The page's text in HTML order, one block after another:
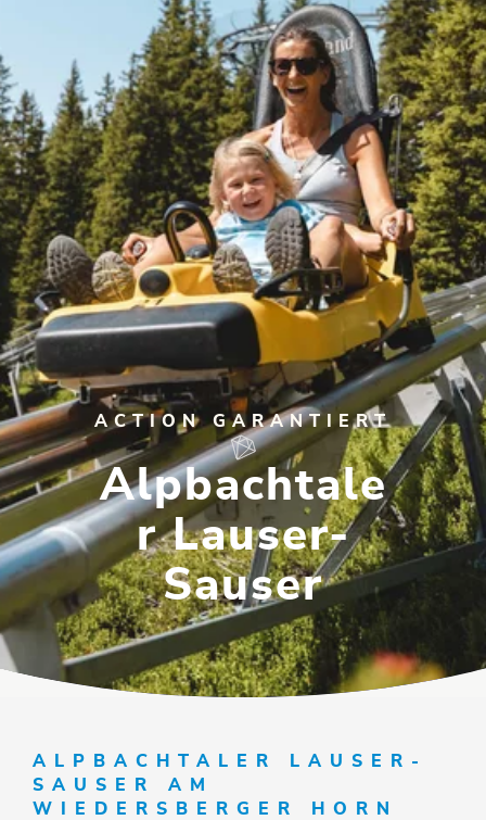
ACTION GARANTIERT
Alpbachtale
r Lauser-
Sauser
ALPBACHTALER LAUSER-
SAUSER AM
WIEDERSBERGER HORN